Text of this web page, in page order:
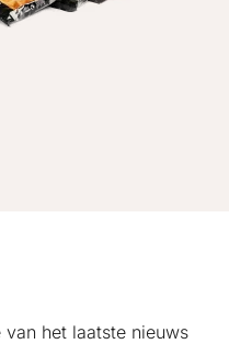
het laatste nieuws